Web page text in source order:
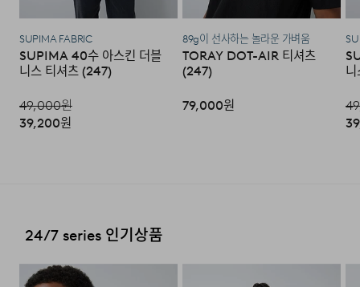
전국배송 가능 (제주도나 기타도서 지방은 별도의 요금이 부
과됩니다.)
편의점 픽업 가능 상품에 한하여 주문 시 배송 주소에 원하
시는 GS25 편의점을 선택하여 수령 가능하며 상품 도착 시
배송비
회원구매 시 배송비는 2,500원 (3만원 이상 무료) (도서,산
간,오지 일부 지역은 배송비가 추가됩니다.)
·교환 및 반품내역이 접수되지 않거나, 지정된 반송처로 반
송되지 않을 시, 교환/반품/환불 절차가 지연되오니 양해
부탁 드립니다.
테이프 등으로 안전하게 포장하여 발송해 주시기 바랍니다.
접수해주세요.
소는 '경기도 화성시 동탄산단 10길 74 코오롱 온라인 9
SUPIMA FABRIC
SUPIMA 40수 아스킨 더블
니스 티셔츠 (247)
49,000원
39,200원
89g이 선사하는 놀라운 가벼움
TORAY DOT-AIR 티셔츠
(247)
79,000원
24/7 series 인기상품